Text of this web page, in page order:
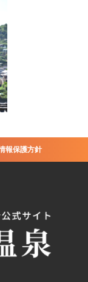
報保護方針